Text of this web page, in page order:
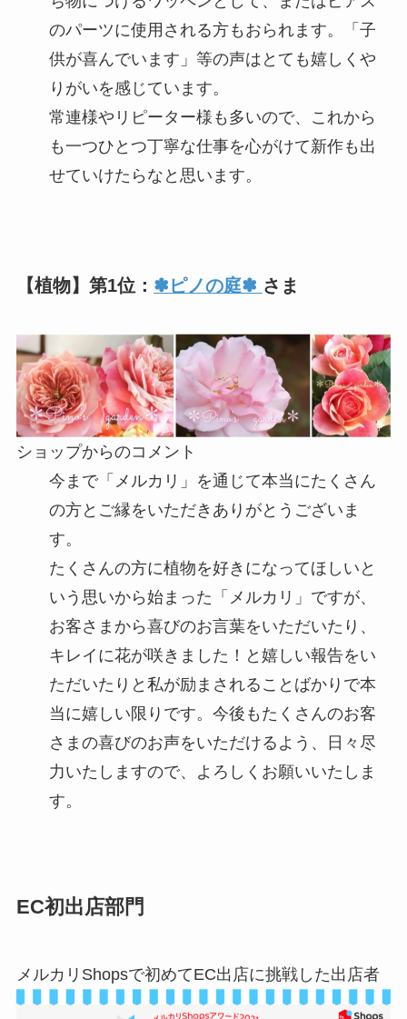
のパーツに使用される方もおられます。「子
供が喜んでいます」等の声はとても嬉しくや
りがいを感じています。
常連様やリピーター様も多いので、これから
も一つひとつ丁寧な仕事を心がけて新作も出
せていけたらなと思います。
【植物】第1位： ✽ピノの庭✽ さま
ショップからのコメント
今まで「メルカリ」を通じて本当にたくさん
の方とご縁をいただきありがとうございま
す。
たくさんの方に植物を好きになってほしいと
いう思いから始まった「メルカリ」ですが、
お客さまから喜びのお言葉をいただいたり、
キレイに花が咲きました！と嬉しい報告をい
ただいたりと私が励まされることばかりで本
当に嬉しい限りです。今後もたくさんのお客
さまの喜びのお声をいただけるよう、日々尽
力いたしますので、よろしくお願いいたしま
す。
EC初出店部門
メルカリShopsで初めてEC出店に挑戦した出店者